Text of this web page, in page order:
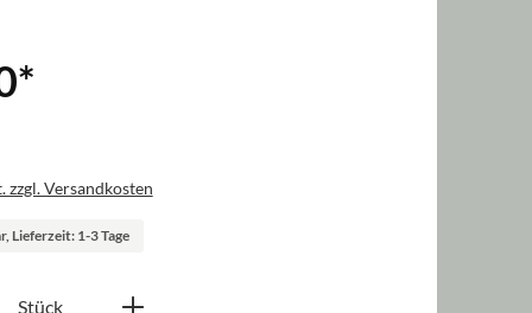
*
zzgl. Versandkosten
Lieferzeit: 1-3 Tage
Gib den gewünschten Wert ein
Stück